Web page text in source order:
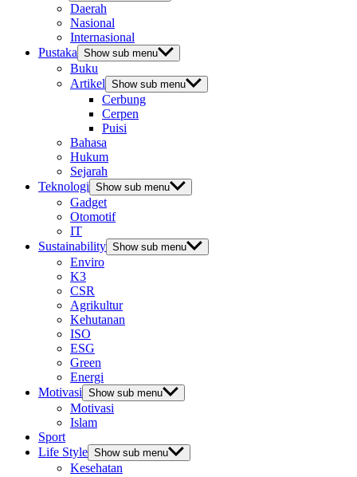
Daerah
Nasional
Internasional
Pustaka Show sub menu
Buku
Artikel Show sub menu
Cerbung
Cerpen
Puisi
Bahasa
Hukum
Sejarah
Teknologi Show sub menu
Gadget
Otomotif
IT
Sustainability Show sub menu
Enviro
K3
CSR
Agrikultur
Kehutanan
ISO
ESG
Green
Energi
Motivasi Show sub menu
Motivasi
Islam
Sport
Life Style Show sub menu
Kesehatan